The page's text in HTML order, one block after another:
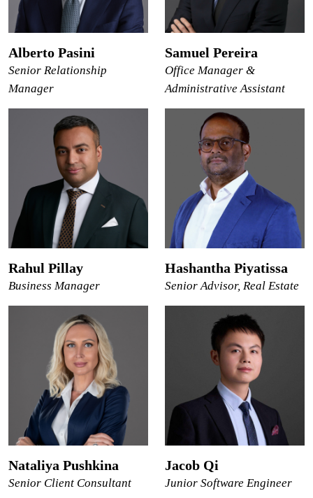
Alberto Pasini
Senior Relationship
Manager
Samuel Pereira
Office Manager &
Administrative Assistant
Rahul Pillay
Business Manager
Hashantha Piyatissa
Senior Advisor, Real Estate
Nataliya Pushkina
Senior Client Consultant
Jacob Qi
Junior Software Engineer